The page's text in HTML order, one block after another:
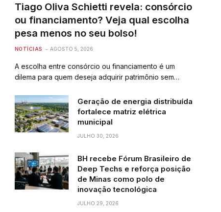
Tiago Oliva Schietti revela: consórcio
ou financiamento? Veja qual escolha
pesa menos no seu bolso!
NOTÍCIAS AGOSTO 5, 2026
A escolha entre consórcio ou financiamento é um
dilema para quem deseja adquirir patrimônio sem…
Geração de energia distribuída
fortalece matriz elétrica
municipal
JULHO 30, 2026
BH recebe Fórum Brasileiro de
Deep Techs e reforça posição
de Minas como polo de
inovação tecnológica
JULHO 29, 2026